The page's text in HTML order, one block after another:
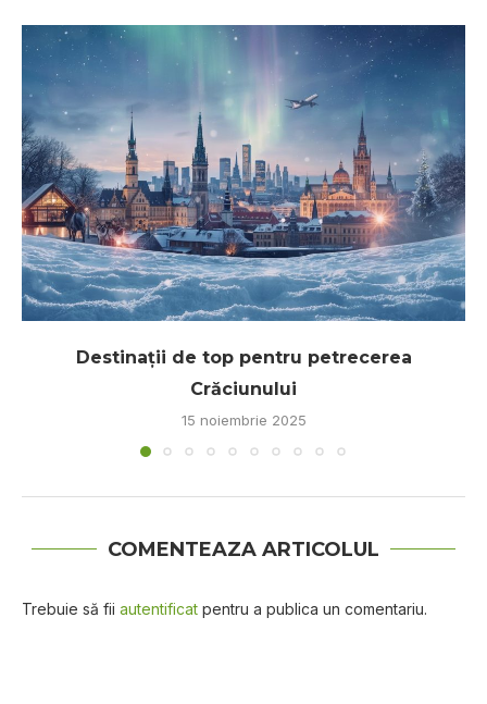
Destinații de top pentru petrecerea
Crăciunului
15 noiembrie 2025
COMENTEAZA ARTICOLUL
Trebuie să fii autentificat pentru a publica un comentariu.